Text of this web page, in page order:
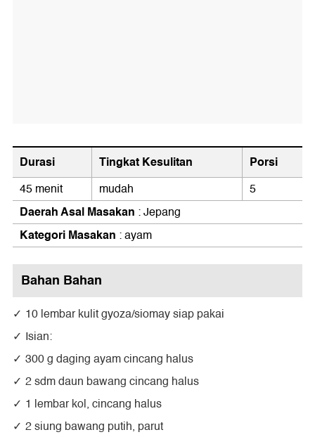
Durasi Tingkat Kesulitan Porsi
45 menit mudah 5
Daerah Asal Masakan : Jepang
Kategori Masakan : ayam
Bahan Bahan
10 lembar kulit gyoza/siomay siap pakai
Isian:
300 g daging ayam cincang halus
2 sdm daun bawang cincang halus
1 lembar kol, cincang halus
2 siung bawang putih, parut